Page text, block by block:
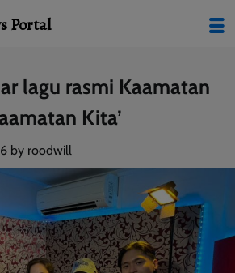
lagu rasmi Kaamatan
Kita’
by roodwill
Portal